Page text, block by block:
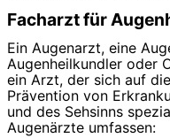
Facharzt für
Ein Augenarzt, eine
Augenheilkundler oder
ein Arzt, der sich auf
Prävention von
und des Sehsinns
Augenärzte umfassen: